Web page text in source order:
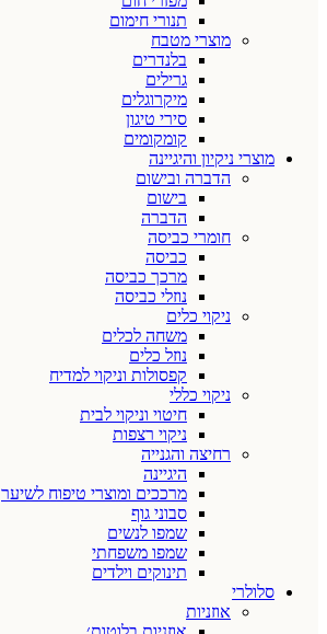
תנורי חימום
מוצרי מטבח
בלנדרים
גרילים
מיקרוגלים
סירי טיגון
קומקומים
מוצרי ניקיון והיגיינה
הדברה ובישום
בישום
הדברה
חומרי כביסה
כביסה
מרכך כביסה
נוזלי כביסה
ניקוי כלים
משחה לכלים
נוזל כלים
קפסולות וניקוי למדיח
ניקוי כללי
חיטוי וניקוי לבית
ניקוי רצפות
רחיצה והגנייה
היגיינה
מרככים ומוצרי טיפוח לשיער
סבוני גוף
שמפו לנשים
שמפו משפחתי
תינוקים וילדים
סלולרי
אוזניות